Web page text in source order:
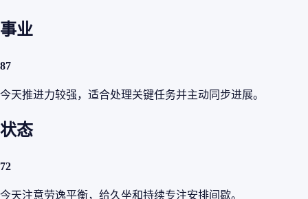
事业
87
今天推进力较强，适合处理关键任务并主动同步进展。
状态
72
今天注意劳逸平衡，给久坐和持续专注安排间歇。